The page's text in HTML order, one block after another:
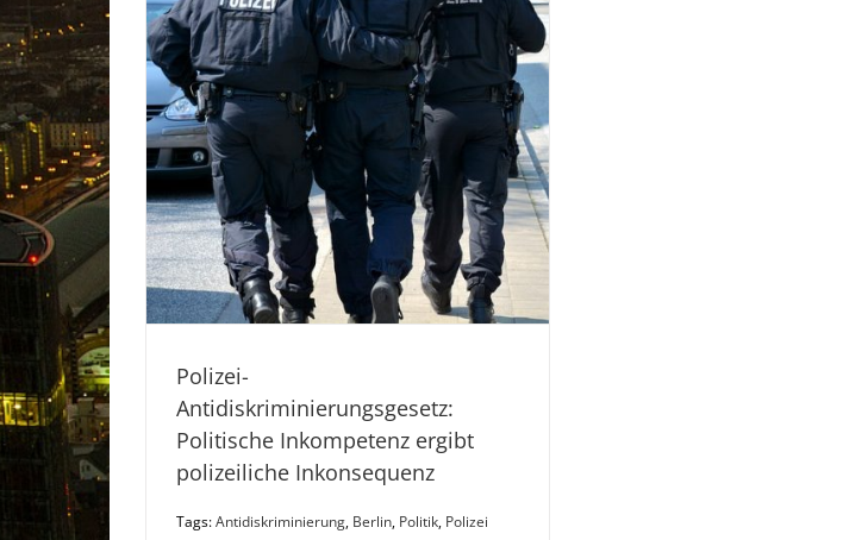
Polizei-
Antidiskriminierungsgesetz:
Politische Inkompetenz ergibt
polizeiliche Inkonsequenz
Tags:Antidiskriminierung, Berlin, Politik, Polizei